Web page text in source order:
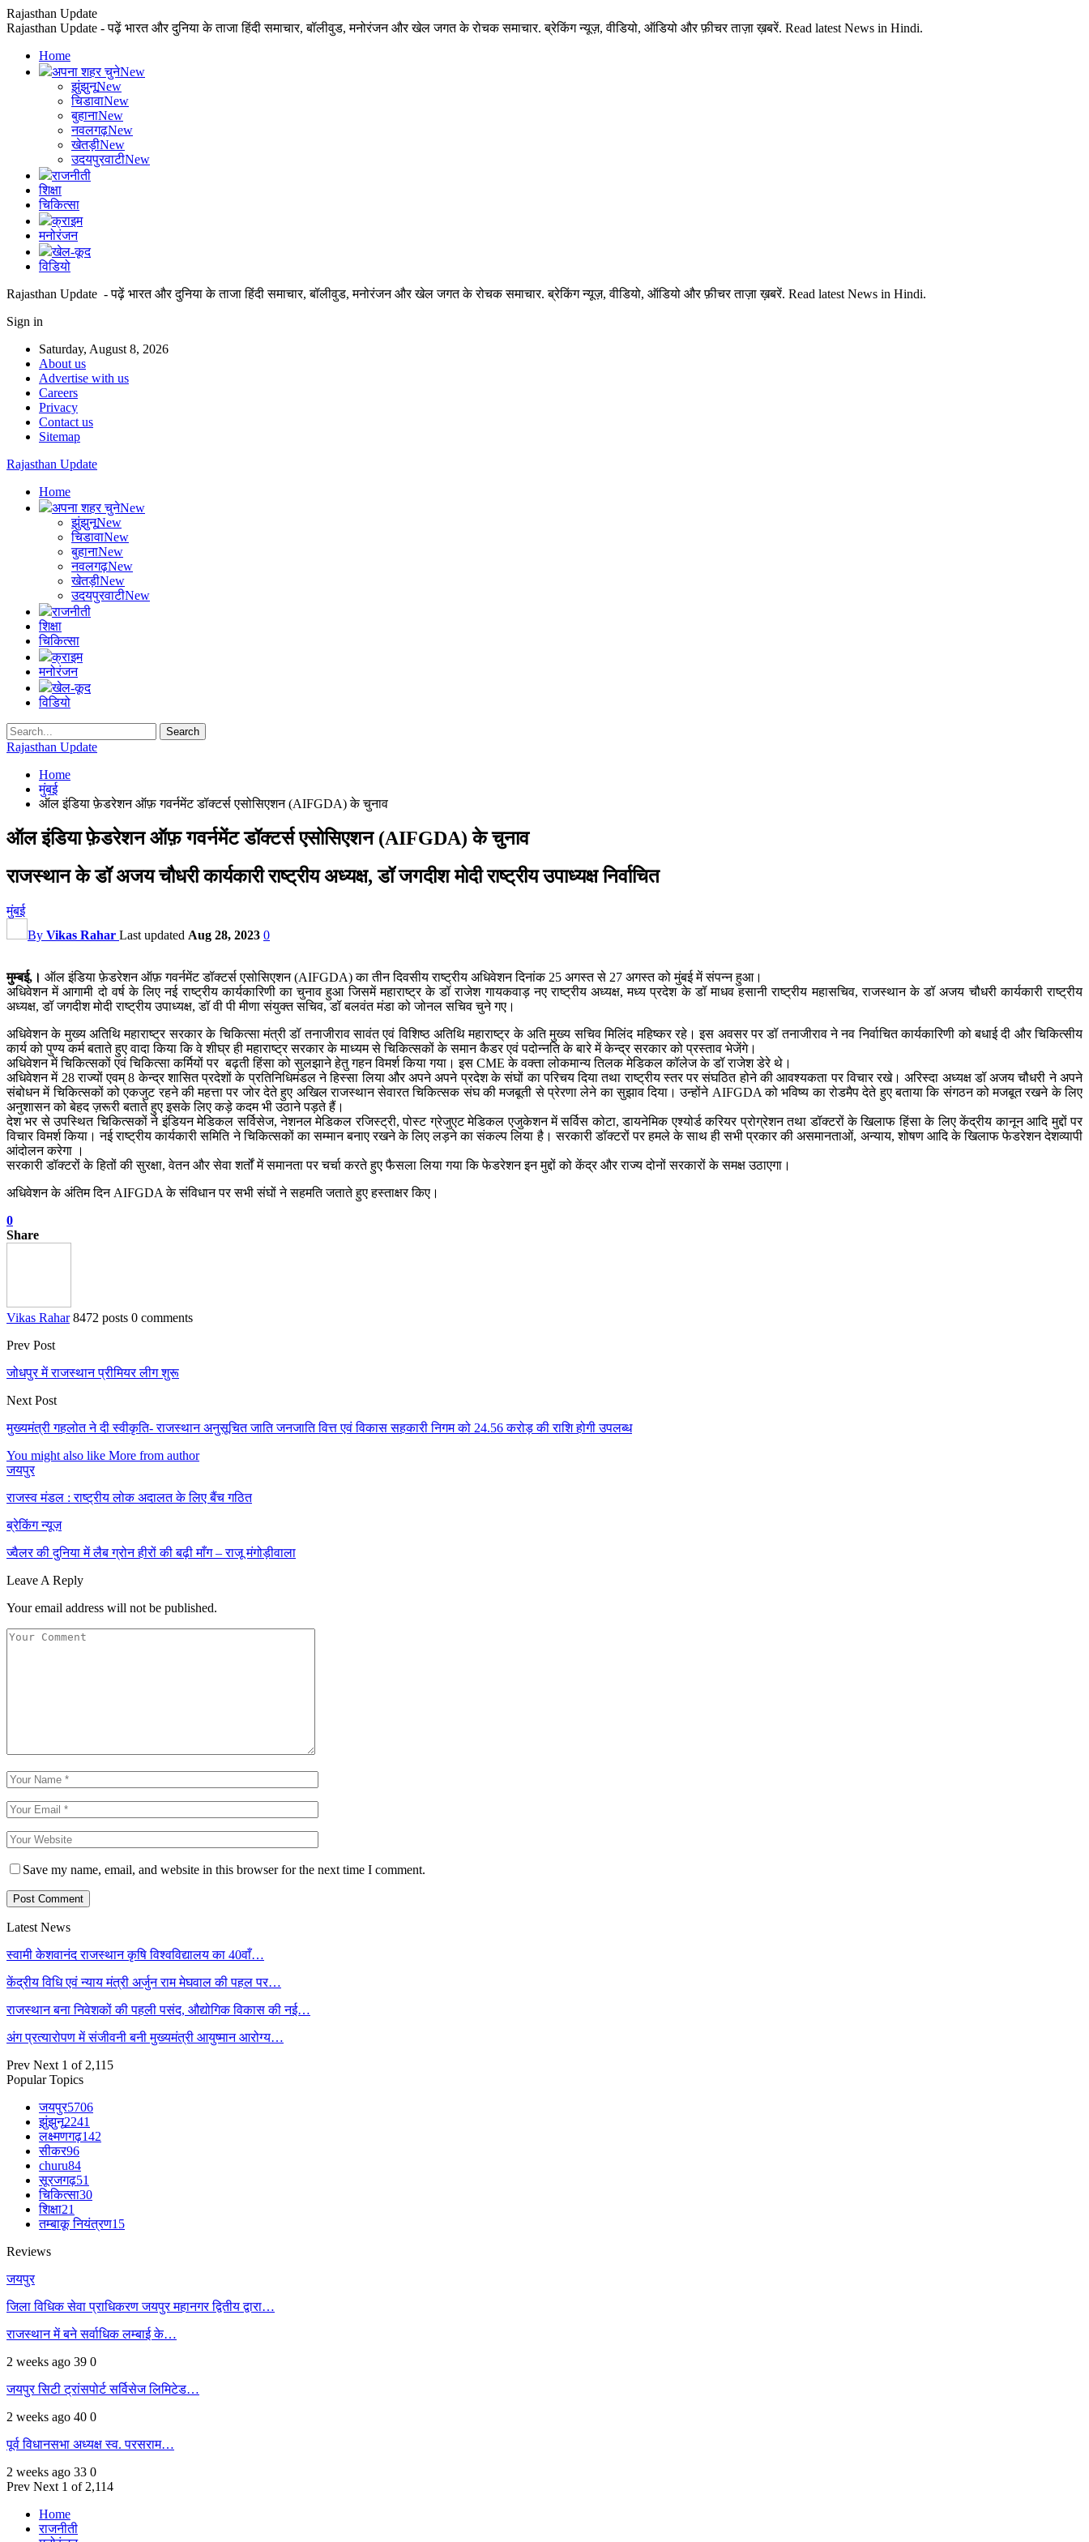
Rajasthan Update
Rajasthan Update - पढ़ें भारत और दुनिया के ताजा हिंदी समाचार, बॉलीवुड, मनोरंजन और खेल जगत के रोचक समाचार. ब्रेकिंग न्यूज़, वीडियो, ऑडियो और फ़ीचर ताज़ा ख़बरें. Read latest News in Hindi.
Home
अपना शहर चुनेNew
झुंझुनूNew
चिडावाNew
बुहानाNew
नवलगढ़New
खेतड़ीNew
उदयपुरवाटीNew
राजनीती
शिक्षा
चिकित्सा
क्राइम
मनोरंजन
खेल-कूद
विडियो
Rajasthan Update - पढ़ें भारत और दुनिया के ताजा हिंदी समाचार, बॉलीवुड, मनोरंजन और खेल जगत के रोचक समाचार. ब्रेकिंग न्यूज़, वीडियो, ऑडियो और फ़ीचर ताज़ा ख़बरें. Read latest News in Hindi.
Sign in
Saturday, August 8, 2026
About us
Advertise with us
Careers
Privacy
Contact us
Sitemap
Rajasthan Update
Home
अपना शहर चुनेNew
झुंझुनूNew
चिडावाNew
बुहानाNew
नवलगढ़New
खेतड़ीNew
उदयपुरवाटीNew
राजनीती
शिक्षा
चिकित्सा
क्राइम
मनोरंजन
खेल-कूद
विडियो
Rajasthan Update
Home
मुंबई
ऑल इंडिया फ़ेडरेशन ऑफ़ गवर्नमेंट डॉक्टर्स एसोसिएशन (AIFGDA) के चुनाव
ऑल इंडिया फ़ेडरेशन ऑफ़ गवर्नमेंट डॉक्टर्स एसोसिएशन (AIFGDA) के चुनाव
राजस्थान के डॉ अजय चौधरी कार्यकारी राष्ट्रीय अध्यक्ष, डॉ जगदीश मोदी राष्ट्रीय उपाध्यक्ष निर्वाचित
मुंबई
By Vikas Rahar Last updated Aug 28, 2023 0
मुम्बई,। ऑल इंडिया फ़ेडरेशन ऑफ़ गवर्नमेंट डॉक्टर्स एसोसिएशन (AIFGDA) का तीन दिवसीय राष्ट्रीय अधिवेशन दिनांक 25 अगस्त से 27 अगस्त को मुंबई में संपन्न हुआ।
अधिवेशन में आगामी दो वर्ष के लिए नई राष्ट्रीय कार्यकारिणी का चुनाव हुआ जिसमें महाराष्ट्र के डॉ राजेश गायकवाड़ नए राष्ट्रीय अध्यक्ष, मध्य प्रदेश के डॉ माधव हसानी राष्ट्रीय महासचिव, राजस्थान के डॉ अजय चौधरी कार्यकारी राष्ट्रीय
अध्यक्ष, डॉ जगदीश मोदी राष्ट्रीय उपाध्यक्ष, डॉ वी पी मीणा संयुक्त सचिव, डॉ बलवंत मंडा को जोनल सचिव चुने गए।
अधिवेशन के मुख्य अतिथि महाराष्ट्र सरकार के चिकित्सा मंत्री डॉ तनाजीराव सावंत एवं विशिष्ठ अतिथि महाराष्ट्र के अति मुख्य सचिव मिलिंद महिष्कर रहे। इस अवसर पर डॉ तनाजीराव ने नव निर्वाचित कार्यकारिणी को बधाई दी और चिकित्सीय
कार्य को पुण्य कर्म बताते हुए वादा किया कि वे शीघ्र ही महाराष्ट्र सरकार के माध्यम से चिकित्सकों के समान कैडर एवं पदोन्नति के बारे में केन्द्र सरकार को प्रस्ताव भेजेंगे।
अधिवेशन में चिकित्सकों एवं चिकित्सा कर्मियों पर बढ़ती हिंसा को सुलझाने हेतु गहन विमर्श किया गया। इस CME के वक्ता लोकमान्य तिलक मेडिकल कॉलेज के डॉ राजेश डेरे थे।
अधिवेशन में 28 राज्यों एवम् 8 केन्द्र शासित प्रदेशों के प्रतिनिधिमंडल ने हिस्सा लिया और अपने अपने प्रदेश के संघों का परिचय दिया तथा राष्ट्रीय स्तर पर संघठित होने की आवश्यकता पर विचार रखे। अरिस्दा अध्यक्ष डॉ अजय चौधरी ने अपने
संबोधन में चिकित्सकों को एकजुट रहने की महत्ता पर जोर देते हुए अखिल राजस्थान सेवारत चिकित्सक संघ की मजबूती से प्रेरणा लेने का सुझाव दिया। उन्होंने AIFGDA को भविष्य का रोडमैप देते हुए बताया कि संगठन को मजबूत रखने के लिए
अनुशासन को बेहद ज़रूरी बताते हुए इसके लिए कड़े कदम भी उठाने पड़ते हैं।
देश भर से उपस्थित चिकित्सकों ने इंडियन मेडिकल सर्विसेज, नेशनल मेडिकल रजिस्ट्री, पोस्ट ग्रेजुएट मेडिकल एजुकेशन में सर्विस कोटा, डायनेमिक एश्योर्ड करियर प्रोग्रेशन तथा डॉक्टरों के खिलाफ हिंसा के लिए केंद्रीय कानून आदि मुद्दों पर
विचार विमर्श किया। नई राष्ट्रीय कार्यकारी समिति ने चिकित्सकों का सम्मान बनाए रखने के लिए लड़ने का संकल्प लिया है। सरकारी डॉक्‍टरों पर हमले के साथ ही सभी प्रकार की असमानताओं, अन्याय, शोषण आदि के खिलाफ फेडरेशन देशव्यापी
आंदोलन करेगा ।
सरकारी डॉक्टरों के हितों की सुरक्षा, वेतन और सेवा शर्तों में समानता पर चर्चा करते हुए फैसला लिया गया कि फेडरेशन इन मुद्दों को केंद्र और राज्य दोनों सरकारों के समक्ष उठाएगा।
अधिवेशन के अंतिम दिन AIFGDA के संविधान पर सभी संघों ने सहमति जताते हुए हस्ताक्षर किए।
0
Share
Vikas Rahar 8472 posts 0 comments
Prev Post
जोधपुर में राजस्थान प्रीमियर लीग शुरू
Next Post
मुख्यमंत्री गहलोत ने दी स्वीकृति- राजस्थान अनुसूचित जाति जनजाति वित्त एवं विकास सहकारी निगम को 24.56 करोड़ की राशि होगी उपलब्ध
You might also like More from author
जयपुर
राजस्व मंडल : राष्ट्रीय लोक अदालत के लिए बैंच गठित
ब्रेकिंग न्यूज़
ज्वैलर की दुनिया में लैब ग्रोन हीरों की बढ़ी माँग – राजू मंगोड़ीवाला
Leave A Reply
Your email address will not be published.
Save my name, email, and website in this browser for the next time I comment.
Latest News
स्वामी केशवानंद राजस्थान कृषि विश्वविद्यालय का 40वाँ…
केंद्रीय विधि एवं न्याय मंत्री अर्जुन राम मेघवाल की पहल पर…
राजस्थान बना निवेशकों की पहली पसंद, औद्योगिक विकास की नई…
अंग प्रत्यारोपण में संजीवनी बनी मुख्यमंत्री आयुष्मान आरोग्य…
Prev Next 1 of 2,115
Popular Topics
जयपुर5706
झुंझुनू2241
लक्ष्मणगढ़142
सीकर96
churu84
सूरजगढ़51
चिकित्सा30
शिक्षा21
तम्बाकू नियंत्रण15
Reviews
जयपुर
जिला विधिक सेवा प्राधिकरण जयपुर महानगर द्वितीय द्वारा…
राजस्थान में बने सर्वाधिक लम्बाई के…
2 weeks ago 39 0
जयपुर सिटी ट्रांसपोर्ट सर्विसेज लिमिटेड…
2 weeks ago 40 0
पूर्व विधानसभा अध्यक्ष स्व. परसराम…
2 weeks ago 33 0
Prev Next 1 of 2,114
Home
राजनीती